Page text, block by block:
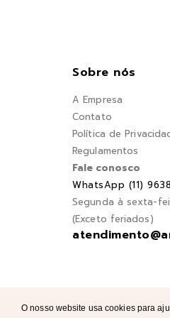
Sobre nós
A Empresa
Contato
Política de
Regulamentos
Fale conosco
WhatsApp (11)
Segunda à sexta-
(Exceto feriados)
O nosso website usa cookies para